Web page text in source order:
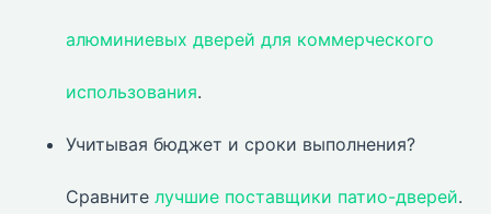
алюминиевых дверей для коммерческого
использования.
Учитывая бюджет и сроки выполнения?
Сравните лучшие поставщики патио-дверей.